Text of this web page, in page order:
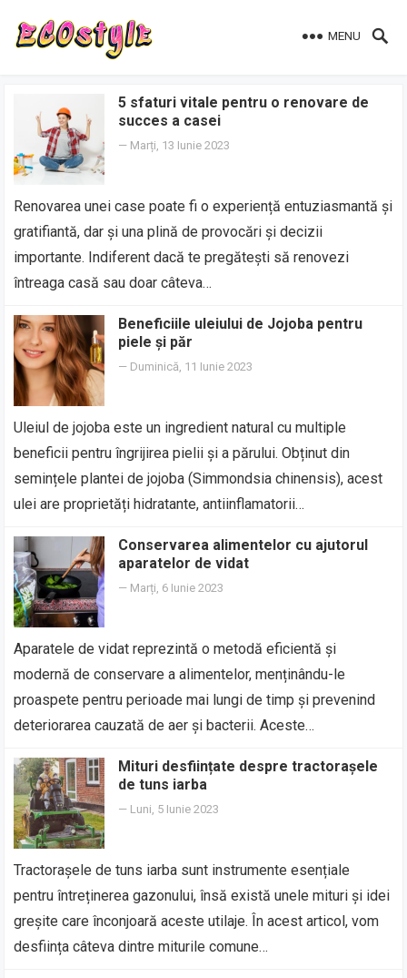
MENU
5 sfaturi vitale pentru o renovare de
succes a casei
— Marți, 13 Iunie 2023
Renovarea unei case poate fi o experiență entuziasmantă și
gratifiantă, dar și una plină de provocări și decizii
importante. Indiferent dacă te pregătești să renovezi
întreaga casă sau doar câteva…
Beneficiile uleiului de Jojoba pentru
piele și păr
— Duminică, 11 Iunie 2023
Uleiul de jojoba este un ingredient natural cu multiple
beneficii pentru îngrijirea pielii și a părului. Obținut din
semințele plantei de jojoba (Simmondsia chinensis), acest
ulei are proprietăți hidratante, antiinflamatorii…
Conservarea alimentelor cu ajutorul
aparatelor de vidat
— Marți, 6 Iunie 2023
Aparatele de vidat reprezintă o metodă eficientă și
modernă de conservare a alimentelor, menținându-le
proaspete pentru perioade mai lungi de timp și prevenind
deteriorarea cauzată de aer și bacterii. Aceste…
Mituri desființate despre tractorașele
de tuns iarba
— Luni, 5 Iunie 2023
Tractorașele de tuns iarba sunt instrumente esențiale
pentru întreținerea gazonului, însă există unele mituri și idei
greșite care înconjoară aceste utilaje. În acest articol, vom
desființa câteva dintre miturile comune…